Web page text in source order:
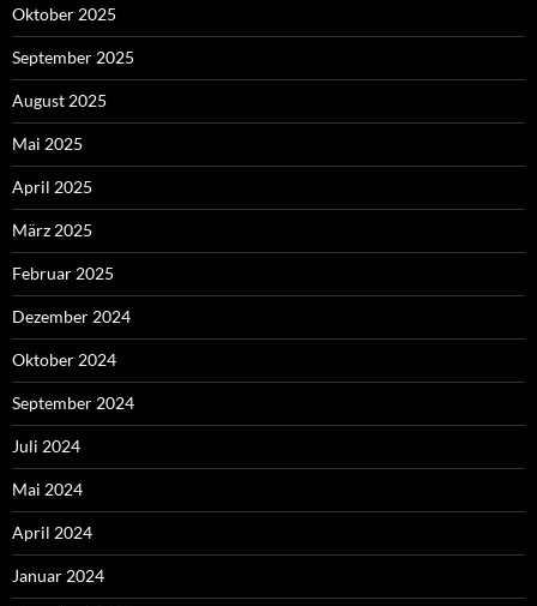
Oktober 2025
September 2025
August 2025
Mai 2025
April 2025
März 2025
Februar 2025
Dezember 2024
Oktober 2024
September 2024
Juli 2024
Mai 2024
April 2024
Januar 2024